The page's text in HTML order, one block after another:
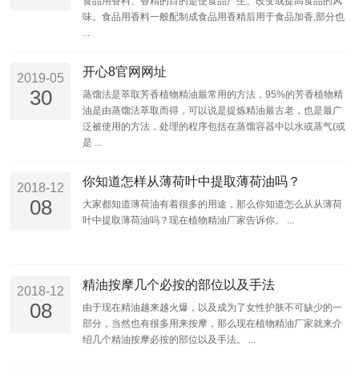
味。食品用香料一般配制成食品用香精后用于食品加香,部分也
2019-05
30
开心8官网网址
蒸馏法是萃取芳香植物精油最常用的方法，95%的芳香植物精
油是由蒸馏法萃取而得，可以说是提炼精油最古老，也是最广
泛被使用的方法，处理的程序包括在蒸馏容器中以水或蒸气(或
是 ...
2018-12
08
你知道怎样从薄荷叶中提取薄荷油吗？
大家都知道薄荷油有着很多的用途，那么你知道怎么从从薄荷
叶中提取薄荷油吗？现在植物精油厂家告诉你。 ...
2018-12
08
精油按摩几个必按的部位以及手法
由于现在精油越来越火爆，以及成为了女性护肤不可缺少的一
部分，当然也有很多用来按摩，那么现在植物精油厂家就来介
绍几个精油按摩必按的部位以及手法。 ...